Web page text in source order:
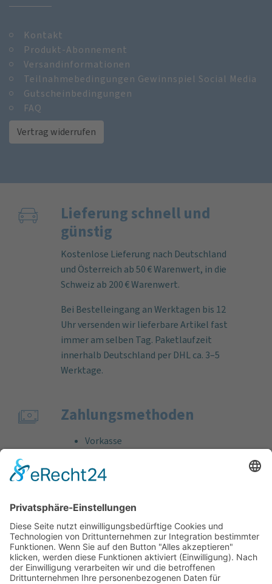
Kontakt
Produkt-Abonnement
Versandinformationen
Teilnahmebedingungen Gewinnspiel Social Media
Gutscheinbedingungen
FAQ
Vertrag widerrufen
Lieferung schnell und
günstig
Kostenlose Lieferung nach Deutschland
und Österreich ab 50 € Warenwert, in die
Schweiz ab 200 € Warenwert.
Bei Bestelleingang an Werktagen bis 12
Uhr versenden wir lieferbare Artikel fast
immer am selben Tag. Paketlaufzeit
innerhalb Deutschland per DHL ca. 3–5
Werktage.
Zahlungs­methoden
Vorkasse
Bankeinzug
Kreditkarte (VISA & MasterCard)
Support
Kostenlose Beratung vor und nach dem
Kauf!